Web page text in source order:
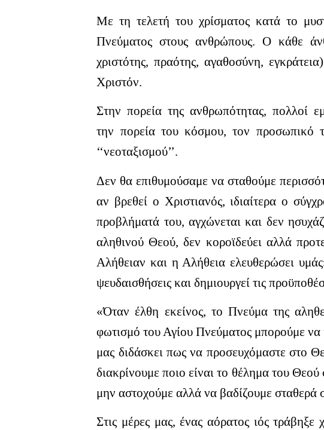
Με τη τελετή του χρίσματος κατά το
Πνεύματος στους ανθρώπους. Ο κάθε
χριστότης, πραότης, αγαθοσύνη,
Χριστόν.
Στην πορεία της ανθρωπότητας, πολλοί
την πορεία του κόσμου, τον προσωπικό
‘‘νεοταξισμού’’.
Δεν θα επιθυμούσαμε να σταθούμε
αν βρεθεί ο Χριστιανός, ιδιαίτερα ο
προβλήματά του, αγχώνεται και δεν
αληθινού Θεού, δεν κοροϊδεύει αλλά
Αλήθειαν και η Αλήθεια ελευθερώσει
ψευδαισθήσεις και δημιουργεί τις
«Όταν έλθη εκείνος, το Πνεύμα της
φωτισμό του Αγίου Πνεύματος μπορούμε να
μας διδάσκει πως να προσευχόμαστε στο
διακρίνουμε ποιο είναι το θέλημα του
μην αστοχούμε αλλά να βαδίζουμε σταθερά
Στις μέρες μας, ένας αόρατος ιός